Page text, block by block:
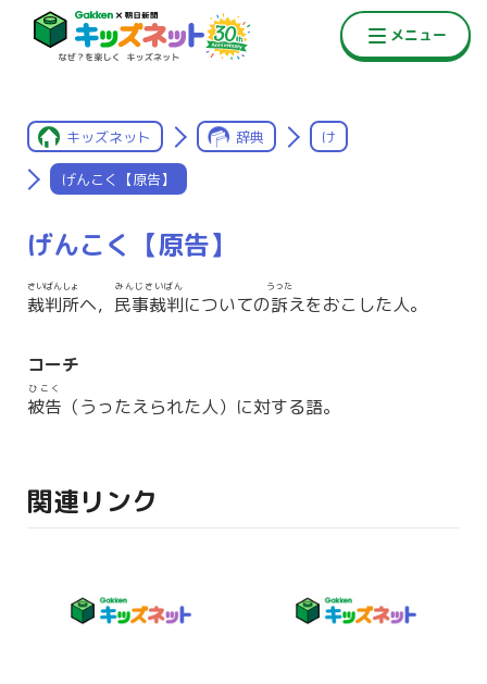
キッズネット 辞典 け
げんこく【原告】
げんこく【原告】
裁判所
さいばんしょ
ヘ， 民事裁判
みんじさいばん
についての訴
うった
えをおこした人。
コーチ
被告
ひこく
（うったえられた人）に対する語。
関連リンク